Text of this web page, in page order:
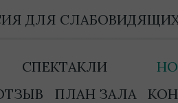
ДЛЯ
СПЕКТАКЛИ
ПЛАН ЗАЛА